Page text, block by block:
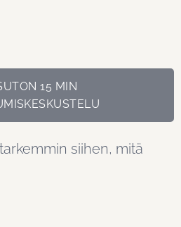
15 MIN
siihen, mitä